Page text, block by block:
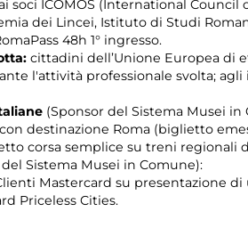
soci ICOMOS (International
dei Lincei, Istituto di Studi
48h 1° ingresso.
cittadini dell’Unione Europea di
l'attività professionale svolta; agli
(Sponsor del Sistema Musei
destinazione Roma (biglietto
corsa semplice su treni regionali
Sistema Musei in Comune):
Mastercard su presentazione
Priceless Cities.